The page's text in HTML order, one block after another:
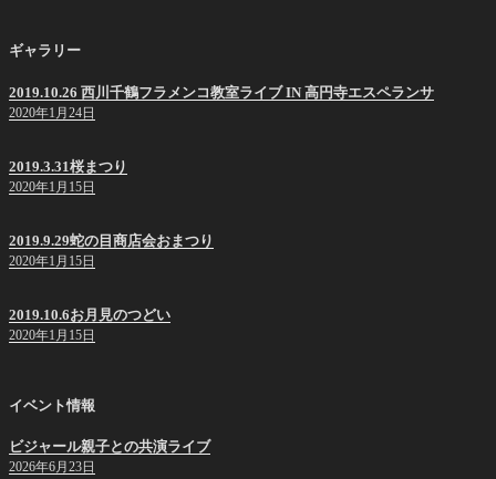
ギャラリー
2019.10.26 西川千鶴フラメンコ教室ライブ IN 高円寺エスペランサ
2020年1月24日
2019.3.31桜まつり
2020年1月15日
2019.9.29蛇の目商店会おまつり
2020年1月15日
2019.10.6お月見のつどい
2020年1月15日
イベント情報
ビジャール親子との共演ライブ
2026年6月23日